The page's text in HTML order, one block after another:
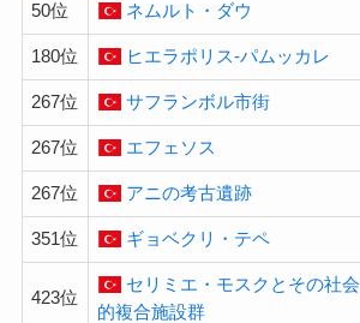
50位 ネムルト・ダウ
180位 ヒエラポリス-パムッカレ
267位 サフランボル市街
267位 エフェソス
267位 アニの考古遺跡
351位 ギョベクリ・テペ
423位
セリミエ・モスクとその社会
的複合施設群